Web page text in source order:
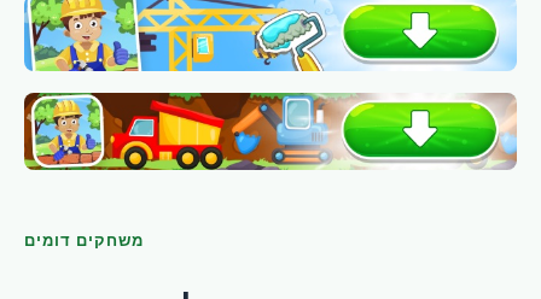
משחקים דומים